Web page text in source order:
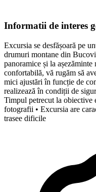
Informatii de interes
Excursia se desfășoară pe
drumuri montane din
panoramice și la
confortabilă, vă rugăm să
mici ajustări în funcție de
realizează în condiții de
Timpul petrecut la obiective
fotografii • Excursia are
trasee dificile